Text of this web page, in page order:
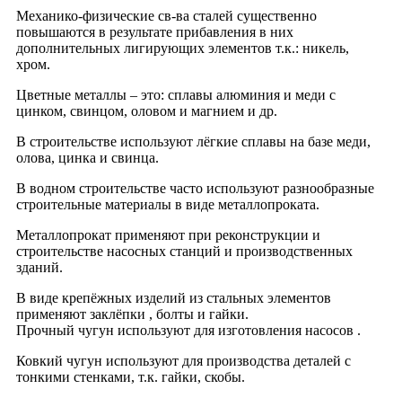
Механико-физические св-ва сталей существенно
повышаются в результате прибавления в них
дополнительных лигирующих элементов т.к.: никель,
хром.
Цветные металлы – это: сплавы алюминия и меди с
цинком, свинцом, оловом и магнием и др.
В строительстве используют лёгкие сплавы на базе меди,
олова, цинка и свинца.
В водном строительстве часто используют разнообразные
строительные материалы в виде металлопроката.
Металлопрокат применяют при реконструкции и
строительстве насосных станций и производственных
зданий.
В виде крепёжных изделий из стальных элементов
применяют заклёпки , болты и гайки.
Прочный чугун используют для изготовления насосов .
Ковкий чугун используют для производства деталей с
тонкими стенками, т.к. гайки, скобы.